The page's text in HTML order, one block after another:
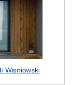
Wisniowski